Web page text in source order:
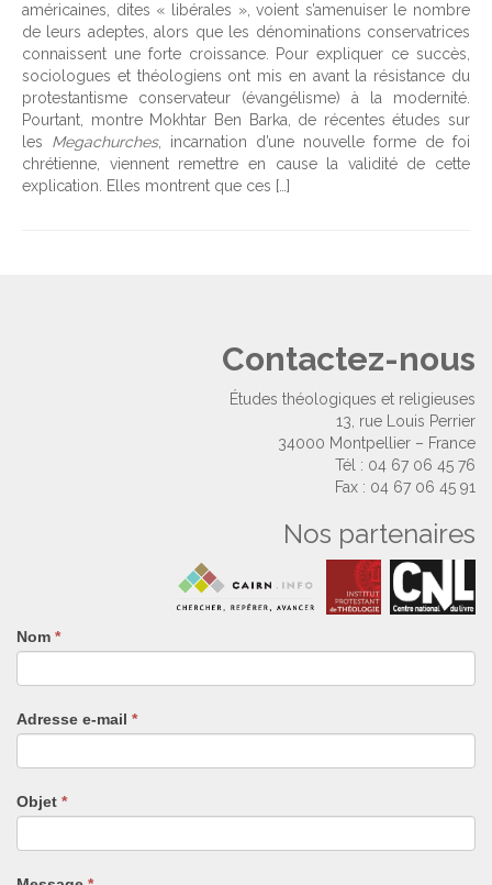
américaines, dites « libérales », voient s’amenuiser le nombre
de leurs adeptes, alors que les dénominations conservatrices
connaissent une forte croissance. Pour expliquer ce succès,
sociologues et théologiens ont mis en avant la résistance du
protestantisme conservateur (évangélisme) à la modernité.
Pourtant, montre Mokhtar Ben Barka, de récentes études sur
les Megachurches, incarnation d’une nouvelle forme de foi
chrétienne, viennent remettre en cause la validité de cette
explication. Elles montrent que ces […]
Contactez-nous
Études théologiques et religieuses
13, rue Louis Perrier
34000 Montpellier – France
Tél : 04 67 06 45 76
Fax : 04 67 06 45 91
Nos partenaires
Nom *
Adresse e-mail *
Objet *
Si
vous
êtes
humain,
remplissez
ce